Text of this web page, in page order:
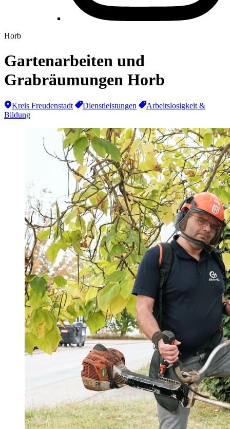
Horb
Gartenarbeiten und
Grabräumungen Horb
Kreis Freudenstadt Dienstleistungen
Arbeitslosigkeit &
Bildung